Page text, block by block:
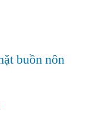
buồn nôn